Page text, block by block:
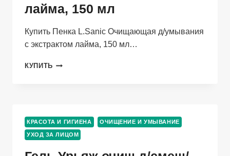
лайма, 150 мл
Купить Пенка L.Sanic Очищающая д/умывания
с экстрактом лайма, 150 мл…
КУПИТЬ ПЕНКА
ЭКСТРАКТОМ
ЛАЙМА,
КРАСОТА И ГИГИЕНА ОЧИЩЕНИЕ И УМЫВАНИЕ
УХОД ЗА ЛИЦОМ